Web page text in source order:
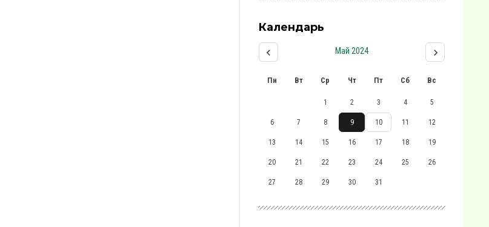
Календарь
Май 2024
Пн Вт Ср Чт Пт Сб Вс
1 2 3 4 5
6 7 8 9 10 11 12
13 14 15 16 17 18 19
20 21 22 23 24 25 26
27 28 29 30 31